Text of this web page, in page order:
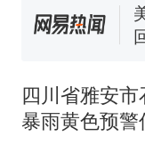
热
四川省雅安
暴雨黄色预警